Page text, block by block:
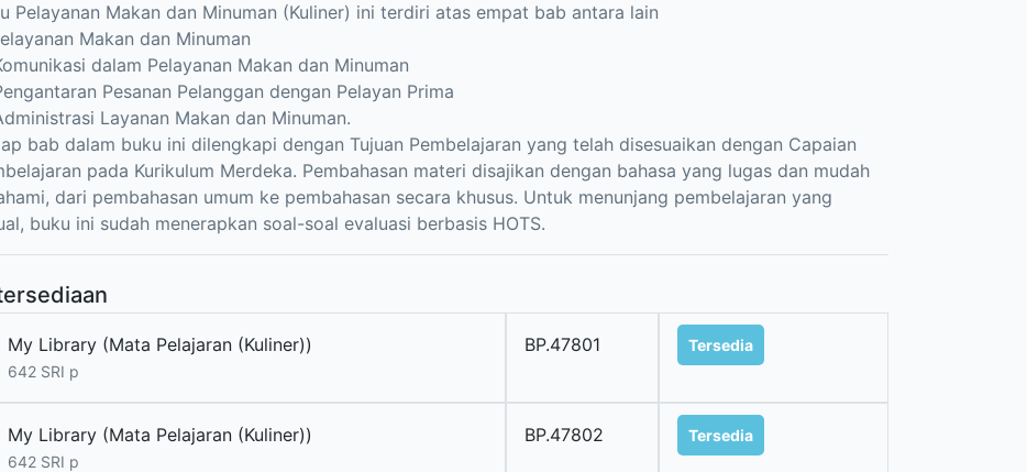
Pelayanan Makan dan Minuman (Kuliner) ini terdiri atas empat bab antara lain
Makan dan Minuman
dalam Pelayanan Makan dan Minuman
Pesanan Pelanggan dengan Pelayan Prima
Layanan Makan dan Minuman.
bab dalam buku ini dilengkapi dengan Tujuan Pembelajaran yang telah disesuaikan dengan Capaian
pada Kurikulum Merdeka. Pembahasan materi disajikan dengan bahasa yang lugas dan mudah
dari pembahasan umum ke pembahasan secara khusus. Untuk menunjang pembelajaran yang
buku ini sudah menerapkan soal-soal evaluasi berbasis HOTS.
My Library (Mata Pelajaran (Kuliner))
642 SRI p
BP.47801 Tersedia
My Library (Mata Pelajaran (Kuliner))
642 SRI p
BP.47802 Tersedia